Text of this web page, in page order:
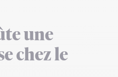
une
chez le